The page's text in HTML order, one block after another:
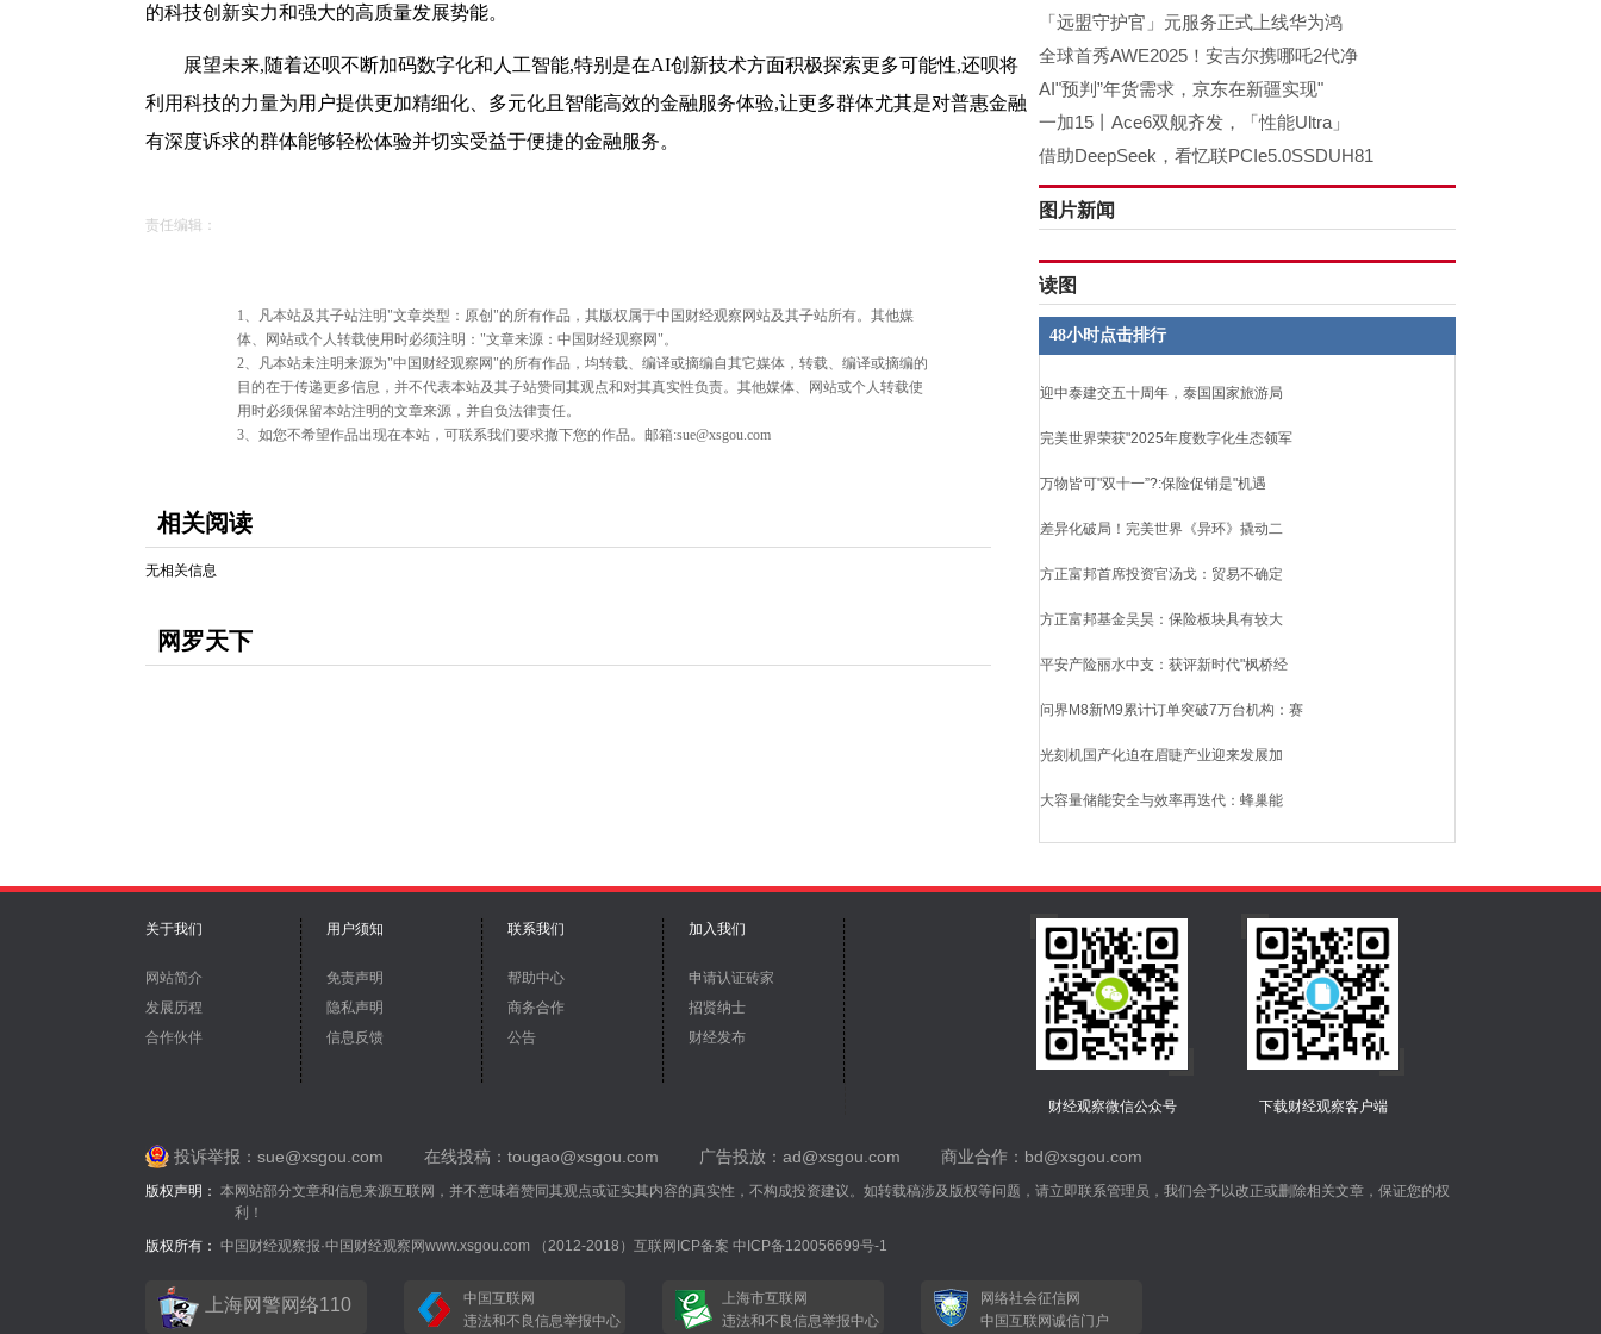
的科技创新实力和强大的高质量发展势能。
展望未来,随着还呗不断加码数字化和人工智能,特别是在AI创新技术方面积极探索更多可能性,还呗将
利用科技的力量为用户提供更加精细化、多元化且智能高效的金融服务体验,让更多群体尤其是对普惠金融
有深度诉求的群体能够轻松体验并切实受益于便捷的金融服务。
责任编辑：
版
权
与
免
责
声
1、凡本站及其子站注明"文章类型：原创"的所有作品，其版权属于中国财经观察网站及其子站所有。其他媒
体、网站或个人转载使用时必须注明："文章来源：中国财经观察网"。
2、凡本站未注明来源为"中国财经观察网"的所有作品，均转载、编译或摘编自其它媒体，转载、编译或摘编的
目的在于传递更多信息，并不代表本站及其子站赞同其观点和对其真实性负责。其他媒体、网站或个人转载使
用时必须保留本站注明的文章来源，并自负法律责任。
3、如您不希望作品出现在本站，可联系我们要求撤下您的作品。邮箱:sue@xsgou.com
相关阅读
无相关信息
网罗天下
「远盟守护官」元服务正式上线华为鸿
全球首秀AWE2025！安吉尔携哪吒2代净
AI"预判”年货需求，京东在新疆实现"
一加15丨Ace6双舰齐发，「性能Ultra」
借助DeepSeek，看忆联PCIe5.0SSDUH81
图片新闻
读图
48小时点击排行
迎中泰建交五十周年，泰国国家旅游局
完美世界荣获"2025年度数字化生态领军
万物皆可"双十一”?:保险促销是"机遇
差异化破局！完美世界《异环》撬动二
方正富邦首席投资官汤戈：贸易不确定
方正富邦基金吴昊：保险板块具有较大
平安产险丽水中支：获评新时代"枫桥经
问界M8新M9累计订单突破7万台机构：赛
光刻机国产化迫在眉睫产业迎来发展加
大容量储能安全与效率再迭代：蜂巢能
关于我们
网站简介
发展历程
合作伙伴
用户须知
免责声明
隐私声明
信息反馈
联系我们
帮助中心
商务合作
公告
加入我们
申请认证砖家
招贤纳士
财经发布
财经观察微信公众号 下载财经观察客户端
投诉举报：sue@xsgou.com 在线投稿：tougao@xsgou.com 广告投放：ad@xsgou.com 商业合作：bd@xsgou.com
版权声明： 本网站部分文章和信息来源互联网，并不意味着赞同其观点或证实其内容的真实性，不构成投资建议。如转载稿涉及版权等问题，请立即联系管理员，我们会予以改正或删除相关文章，保证您的权
利！
版权所有： 中国财经观察报·中国财经观察网www.xsgou.com （2012-2018）互联网ICP备案 中ICP备120056699号-1
上海网警网络110
中国互联网
违法和不良信息举报中心
上海市互联网
违法和不良信息举报中心
网络社会征信网
中国互联网诚信门户